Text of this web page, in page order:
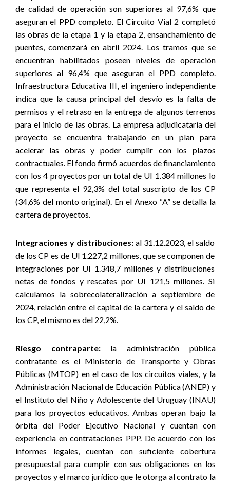
de calidad de operación son superiores al 97,6% que
aseguran el PPD completo. El Circuito Vial 2 completó
las obras de la etapa 1 y la etapa 2, ensanchamiento de
puentes, comenzará en abril 2024. Los tramos que se
encuentran habilitados poseen niveles de operación
superiores al 96,4% que aseguran el PPD completo.
Infraestructura Educativa III, el ingeniero independiente
indica que la causa principal del desvío es la falta de
permisos y el retraso en la entrega de algunos terrenos
para el inicio de las obras. La empresa adjudicataria del
proyecto se encuentra trabajando en un plan para
acelerar las obras y poder cumplir con los plazos
contractuales. El fondo firmó acuerdos de financiamiento
con los 4 proyectos por un total de UI 1.384 millones lo
que representa el 92,3% del total suscripto de los CP
(34,6% del monto original). En el Anexo “A” se detalla la
cartera de proyectos.
Integraciones y distribuciones: al 31.12.2023, el saldo
de los CP es de UI 1.227,2 millones, que se componen de
integraciones por UI 1.348,7 millones y distribuciones
netas de fondos y rescates por UI 121,5 millones. Si
calculamos la sobrecolateralización a septiembre de
2024, relación entre el capital de la cartera y el saldo de
los CP, el mismo es del 22,2%.
Riesgo contraparte:la administración pública
contratante es el Ministerio de Transporte y Obras
Públicas (MTOP) en el caso de los circuitos viales, y la
Administración Nacional de Educación Pública (ANEP) y
el Instituto del Niño y Adolescente del Uruguay (INAU)
para los proyectos educativos. Ambas operan bajo la
órbita del Poder Ejecutivo Nacional y cuentan con
experiencia en contrataciones PPP. De acuerdo con los
informes legales, cuentan con suficiente cobertura
presupuestal para cumplir con sus obligaciones en los
proyectos y el marco jurídico que le otorga al contrato la